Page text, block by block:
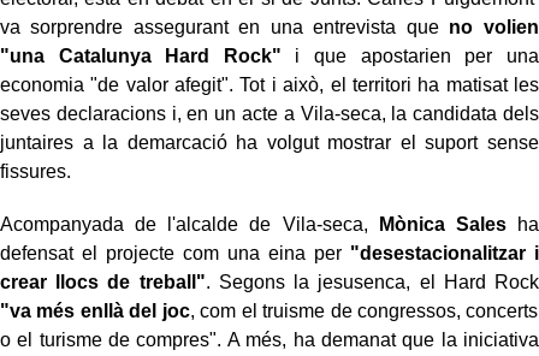
va sorprendre assegurant en una entrevista que no volien
"una Catalunya Hard Rock" i que apostarien per una
economia "de valor afegit". Tot i això, el territori ha matisat les
seves declaracions i, en un acte a Vila-seca, la candidata dels
juntaires a la demarcació ha volgut mostrar el suport sense
fissures.
Acompanyada de l'alcalde de Vila-seca, Mònica Salesha
defensat el projecte com una eina per "desestacionalitzar i
crear llocs de treball". Segons la jesusenca, el Hard Rock
"va més enllà del joc, com el truisme de congressos, concerts
o el turisme de compres". A més, ha demanat que la iniciativa